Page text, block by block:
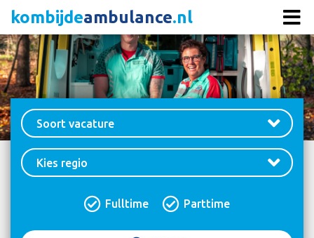
kombijdeambulance.nl
Soort vacature
Kies regio
Fulltime Parttime